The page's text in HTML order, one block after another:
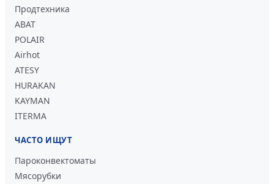
Продтехника
ABAT
POLAIR
Airhot
ATESY
HURAKAN
KAYMAN
ITERMA
ЧАСТО ИЩУТ
Пароконвектоматы
Мясорубки